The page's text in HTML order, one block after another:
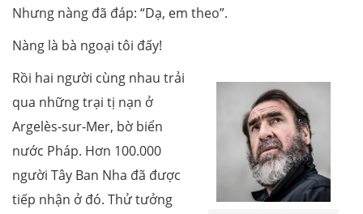
Nhưng nàng đã đáp: “Dạ, em theo”.
Nàng là bà ngoại tôi đấy!
Rồi hai người cùng nhau trải
qua những trại tị nạn ở
Argelès-sur-Mer, bờ biển
nước Pháp. Hơn 100.000
người Tây Ban Nha đã được
tiếp nhận ở đó. Thử tưởng